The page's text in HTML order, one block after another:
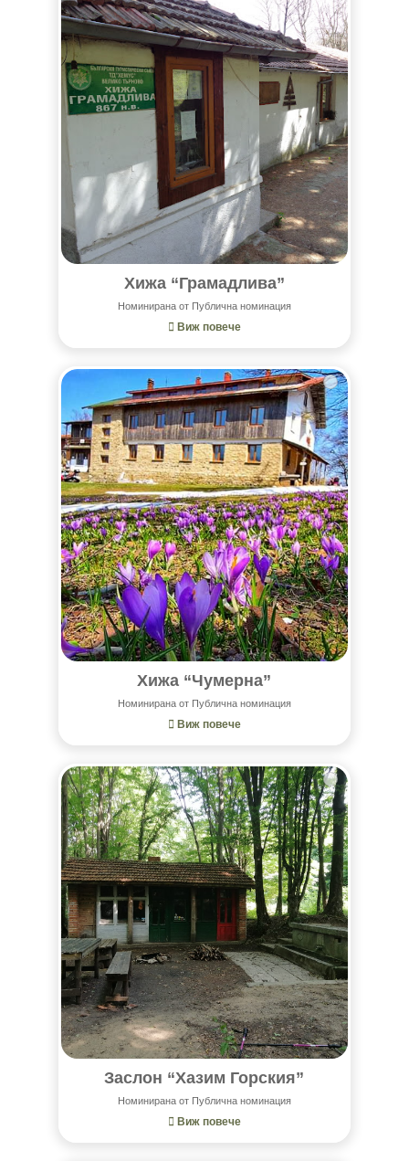
Хижа “Грамадлива”
Номинирана от Публична номинация
Виж повече
Хижа “Чумерна”
Номинирана от Публична номинация
Виж повече
Заслон “Хазим Горския”
Номинирана от Публична номинация
Виж повече